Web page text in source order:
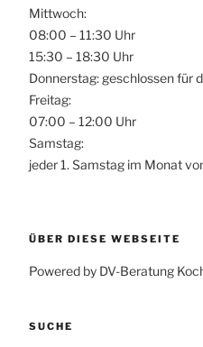
Mittwoch:
08:00 – 11:30 Uhr
15:30 – 18:30 Uhr
Donnerstag: geschlossen für
Freitag:
07:00 – 12:00 Uhr
Samstag:
jeder 1. Samstag im Monat
ÜBER DIESE WEBSEITE
Powered by DV-Beratung
SUCHE